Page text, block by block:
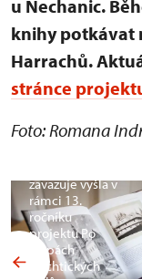
u Nechanic.
knihy potkávat
Harrachů.
stránce
Foto: Romana
Monografie
zavazuje vyšla v
rámci 13.
ročníku
projektu Po
stopách
šlechtických